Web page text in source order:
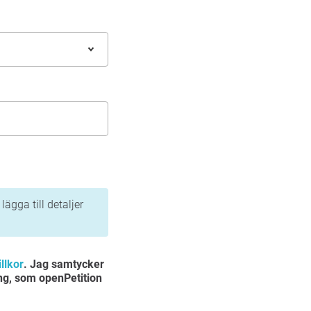
till detaljer
. Jag samtycker
som openPetition